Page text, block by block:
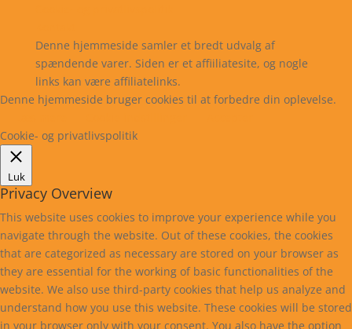
Denne hjemmeside samler et bredt udvalg af
spændende varer. Siden er et affiiliatesite, og nogle
links kan være affiliatelinks.
Denne hjemmeside bruger cookies til at forbedre din oplevelse.
Cookie- og privatlivspolitik
Luk
Privacy Overview
This website uses cookies to improve your experience while you
navigate through the website. Out of these cookies, the cookies
that are categorized as necessary are stored on your browser as
they are essential for the working of basic functionalities of the
website. We also use third-party cookies that help us analyze and
understand how you use this website. These cookies will be stored
in your browser only with your consent. You also have the option